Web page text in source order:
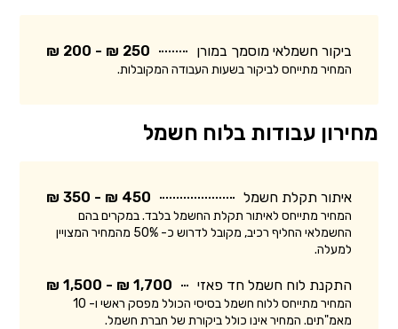
ביקור חשמלאי מוסמך במורן 250 ₪ - 200 ₪
המחיר מתייחס לביקור בשעות העבודה המקובלות.
מחירון עבודות בלוח חשמל
איתור תקלת חשמל 450 ₪ - 350 ₪
המחיר מתייחס לאיתור תקלת החשמל בלבד. במקרים בהם
החשמלאי החליף רכיב, מקובל לדרוש כ- 50% מהמחיר המצויין
למעלה.
התקנת לוח חשמל חד פאזי 1,700 ₪ - 1,500 ₪
המחיר מתייחס ללוח חשמל בסיסי הכולל מפסק ראשי ו- 10
מאמ"תים. המחיר אינו כולל ביקורת של חברת חשמל.